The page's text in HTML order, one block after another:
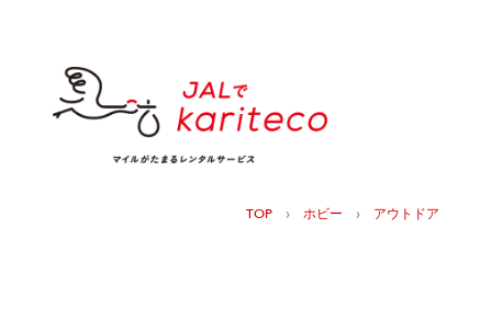
TOP › ホビー › アウトドア